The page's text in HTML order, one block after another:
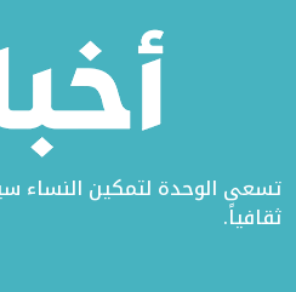
تسعى الوحدة لتمكين النساء
ثقافياً.